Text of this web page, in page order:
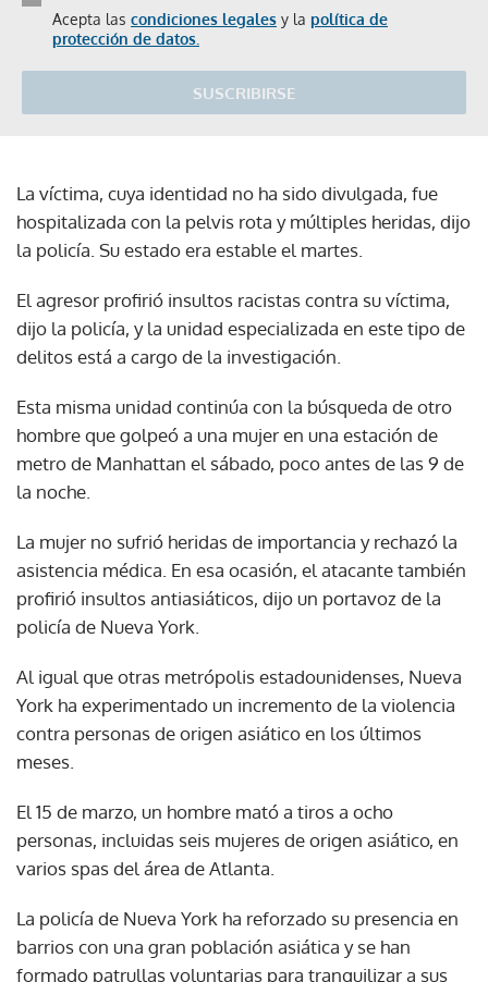
Acepta las condiciones legales y la política de
protección de datos.
SUSCRIBIRSE
La víctima, cuya identidad no ha sido divulgada, fue
hospitalizada con la pelvis rota y múltiples heridas, dijo
la policía. Su estado era estable el martes.
El agresor profirió insultos racistas contra su víctima,
dijo la policía, y la unidad especializada en este tipo de
delitos está a cargo de la investigación.
Esta misma unidad continúa con la búsqueda de otro
hombre que golpeó a una mujer en una estación de
metro de Manhattan el sábado, poco antes de las 9 de
la noche.
La mujer no sufrió heridas de importancia y rechazó la
asistencia médica. En esa ocasión, el atacante también
profirió insultos antiasiáticos, dijo un portavoz de la
policía de Nueva York.
Al igual que otras metrópolis estadounidenses, Nueva
York ha experimentado un incremento de la violencia
contra personas de origen asiático en los últimos
meses.
El 15 de marzo, un hombre mató a tiros a ocho
personas, incluidas seis mujeres de origen asiático, en
varios spas del área de Atlanta.
La policía de Nueva York ha reforzado su presencia en
barrios con una gran población asiática y se han
formado patrullas voluntarias para tranquilizar a sus